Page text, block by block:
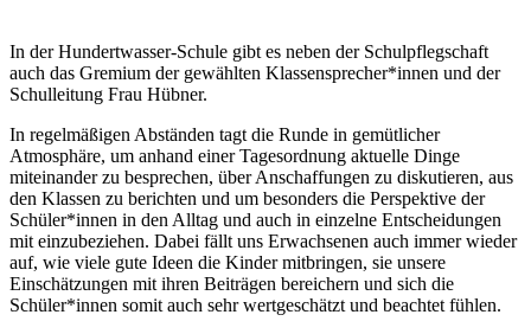
In der Hundertwasser-Schule gibt es neben der Schulpflegschaft
auch das Gremium der gewählten Klassensprecher*innen und der
Schulleitung Frau Hübner.
In regelmäßigen Abständen tagt die Runde in gemütlicher
Atmosphäre, um anhand einer Tagesordnung aktuelle Dinge
miteinander zu besprechen, über Anschaffungen zu diskutieren, aus
den Klassen zu berichten und um besonders die Perspektive der
Schüler*innen in den Alltag und auch in einzelne Entscheidungen
mit einzubeziehen. Dabei fällt uns Erwachsenen auch immer wieder
auf, wie viele gute Ideen die Kinder mitbringen, sie unsere
Einschätzungen mit ihren Beiträgen bereichern und sich die
Schüler*innen somit auch sehr wertgeschätzt und beachtet fühlen.